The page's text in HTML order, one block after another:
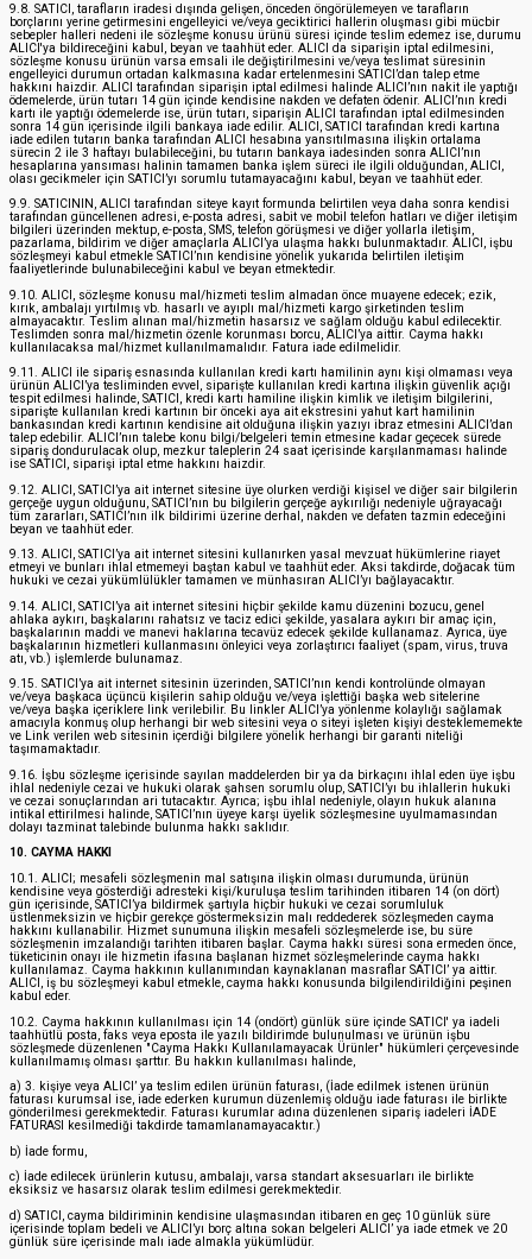
9.8. SATICI, tarafların iradesi dışında gelişen, önceden öngörülemeyen ve tarafların
borçlarını yerine getirmesini engelleyici ve/veya geciktirici hallerin oluşması gibi mücbir
sebepler halleri nedeni ile sözleşme konusu ürünü süresi içinde teslim edemez ise, durumu
ALICI'ya bildireceğini kabul, beyan ve taahhüt eder. ALICI da siparişin iptal edilmesini,
sözleşme konusu ürünün varsa emsali ile değiştirilmesini ve/veya teslimat süresinin
engelleyici durumun ortadan kalkmasına kadar ertelenmesini SATICI’dan talep etme
hakkını haizdir. ALICI tarafından siparişin iptal edilmesi halinde ALICI’nın nakit ile yaptığı
ödemelerde, ürün tutarı 14 gün içinde kendisine nakden ve defaten ödenir. ALICI’nın kredi
kartı ile yaptığı ödemelerde ise, ürün tutarı, siparişin ALICI tarafından iptal edilmesinden
sonra 14 gün içerisinde ilgili bankaya iade edilir. ALICI, SATICI tarafından kredi kartına
iade edilen tutarın banka tarafından ALICI hesabına yansıtılmasına ilişkin ortalama
sürecin 2 ile 3 haftayı bulabileceğini, bu tutarın bankaya iadesinden sonra ALICI’nın
hesaplarına yansıması halinin tamamen banka işlem süreci ile ilgili olduğundan, ALICI,
olası gecikmeler için SATICI’yı sorumlu tutamayacağını kabul, beyan ve taahhüt eder.
9.9. SATICININ, ALICI tarafından siteye kayıt formunda belirtilen veya daha sonra kendisi
tarafından güncellenen adresi, e-posta adresi, sabit ve mobil telefon hatları ve diğer iletişim
bilgileri üzerinden mektup, e-posta, SMS, telefon görüşmesi ve diğer yollarla iletişim,
pazarlama, bildirim ve diğer amaçlarla ALICI’ya ulaşma hakkı bulunmaktadır. ALICI, işbu
sözleşmeyi kabul etmekle SATICI’nın kendisine yönelik yukarıda belirtilen iletişim
faaliyetlerinde bulunabileceğini kabul ve beyan etmektedir.
9.10. ALICI, sözleşme konusu mal/hizmeti teslim almadan önce muayene edecek; ezik,
kırık, ambalajı yırtılmış vb. hasarlı ve ayıplı mal/hizmeti kargo şirketinden teslim
almayacaktır. Teslim alınan mal/hizmetin hasarsız ve sağlam olduğu kabul edilecektir.
Teslimden sonra mal/hizmetin özenle korunması borcu, ALICI’ya aittir. Cayma hakkı
kullanılacaksa mal/hizmet kullanılmamalıdır. Fatura iade edilmelidir.
9.11. ALICI ile sipariş esnasında kullanılan kredi kartı hamilinin aynı kişi olmaması veya
ürünün ALICI’ya tesliminden evvel, siparişte kullanılan kredi kartına ilişkin güvenlik açığı
tespit edilmesi halinde, SATICI, kredi kartı hamiline ilişkin kimlik ve iletişim bilgilerini,
siparişte kullanılan kredi kartının bir önceki aya ait ekstresini yahut kart hamilinin
bankasından kredi kartının kendisine ait olduğuna ilişkin yazıyı ibraz etmesini ALICI’dan
talep edebilir. ALICI’nın talebe konu bilgi/belgeleri temin etmesine kadar geçecek sürede
sipariş dondurulacak olup, mezkur taleplerin 24 saat içerisinde karşılanmaması halinde
ise SATICI, siparişi iptal etme hakkını haizdir.
9.12. ALICI, SATICI’ya ait internet sitesine üye olurken verdiği kişisel ve diğer sair bilgilerin
gerçeğe uygun olduğunu, SATICI’nın bu bilgilerin gerçeğe aykırılığı nedeniyle uğrayacağı
tüm zararları, SATICI’nın ilk bildirimi üzerine derhal, nakden ve defaten tazmin edeceğini
beyan ve taahhüt eder.
9.13. ALICI, SATICI’ya ait internet sitesini kullanırken yasal mevzuat hükümlerine riayet
etmeyi ve bunları ihlal etmemeyi baştan kabul ve taahhüt eder. Aksi takdirde, doğacak tüm
hukuki ve cezai yükümlülükler tamamen ve münhasıran ALICI’yı bağlayacaktır.
9.14. ALICI, SATICI’ya ait internet sitesini hiçbir şekilde kamu düzenini bozucu, genel
ahlaka aykırı, başkalarını rahatsız ve taciz edici şekilde, yasalara aykırı bir amaç için,
başkalarının maddi ve manevi haklarına tecavüz edecek şekilde kullanamaz. Ayrıca, üye
başkalarının hizmetleri kullanmasını önleyici veya zorlaştırıcı faaliyet (spam, virus, truva
atı, vb.) işlemlerde bulunamaz.
9.15. SATICI’ya ait internet sitesinin üzerinden, SATICI’nın kendi kontrolünde olmayan
ve/veya başkaca üçüncü kişilerin sahip olduğu ve/veya işlettiği başka web sitelerine
ve/veya başka içeriklere link verilebilir. Bu linkler ALICI’ya yönlenme kolaylığı sağlamak
amacıyla konmuş olup herhangi bir web sitesini veya o siteyi işleten kişiyi desteklememekte
ve Link verilen web sitesinin içerdiği bilgilere yönelik herhangi bir garanti niteliği
taşımamaktadır.
9.16. İşbu sözleşme içerisinde sayılan maddelerden bir ya da birkaçını ihlal eden üye işbu
ihlal nedeniyle cezai ve hukuki olarak şahsen sorumlu olup, SATICI’yı bu ihlallerin hukuki
ve cezai sonuçlarından ari tutacaktır. Ayrıca; işbu ihlal nedeniyle, olayın hukuk alanına
intikal ettirilmesi halinde, SATICI’nın üyeye karşı üyelik sözleşmesine uyulmamasından
dolayı tazminat talebinde bulunma hakkı saklıdır.
10. CAYMA HAKKI
10.1. ALICI; mesafeli sözleşmenin mal satışına ilişkin olması durumunda, ürünün
kendisine veya gösterdiği adresteki kişi/kuruluşa teslim tarihinden itibaren 14 (on dört)
gün içerisinde, SATICI’ya bildirmek şartıyla hiçbir hukuki ve cezai sorumluluk
üstlenmeksizin ve hiçbir gerekçe göstermeksizin malı reddederek sözleşmeden cayma
hakkını kullanabilir. Hizmet sunumuna ilişkin mesafeli sözleşmelerde ise, bu süre
sözleşmenin imzalandığı tarihten itibaren başlar. Cayma hakkı süresi sona ermeden önce,
tüketicinin onayı ile hizmetin ifasına başlanan hizmet sözleşmelerinde cayma hakkı
kullanılamaz. Cayma hakkının kullanımından kaynaklanan masraflar SATICI’ ya aittir.
ALICI, iş bu sözleşmeyi kabul etmekle, cayma hakkı konusunda bilgilendirildiğini peşinen
kabul eder.
10.2. Cayma hakkının kullanılması için 14 (ondört) günlük süre içinde SATICI' ya iadeli
taahhütlü posta, faks veya eposta ile yazılı bildirimde bulunulması ve ürünün işbu
sözleşmede düzenlenen "Cayma Hakkı Kullanılamayacak Ürünler" hükümleri çerçevesinde
kullanılmamış olması şarttır. Bu hakkın kullanılması halinde,
a) 3. kişiye veya ALICI’ ya teslim edilen ürünün faturası, (İade edilmek istenen ürünün
faturası kurumsal ise, iade ederken kurumun düzenlemiş olduğu iade faturası ile birlikte
gönderilmesi gerekmektedir. Faturası kurumlar adına düzenlenen sipariş iadeleri İADE
FATURASI kesilmediği takdirde tamamlanamayacaktır.)
b) İade formu,
c) İade edilecek ürünlerin kutusu, ambalajı, varsa standart aksesuarları ile birlikte
eksiksiz ve hasarsız olarak teslim edilmesi gerekmektedir.
d) SATICI, cayma bildiriminin kendisine ulaşmasından itibaren en geç 10 günlük süre
içerisinde toplam bedeli ve ALICI’yı borç altına sokan belgeleri ALICI’ ya iade etmek ve 20
günlük süre içerisinde malı iade almakla yükümlüdür.